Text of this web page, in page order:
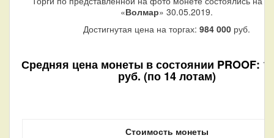
«Волмар» 30.05.2019.
Достигнутая цена на торгах: 984 000 руб.
Средняя цена монеты в состоянии PROOF: 1
руб. (по 14 лотам)
Стоимость монеты